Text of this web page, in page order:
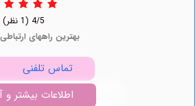
بهترین راههای ارتباطی این دکتر
تماس تلفنی
نوبت
اطلاعات بیشتر و آدرس